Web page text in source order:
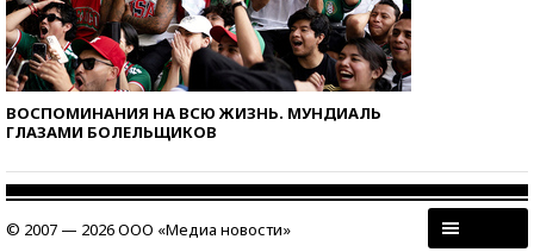
ВОСПОМИНАНИЯ НА ВСЮ ЖИЗНЬ. МУНДИАЛЬ
ГЛАЗАМИ БОЛЕЛЬЩИКОВ
© 2007 — 2026 ООО «Медиа новости»